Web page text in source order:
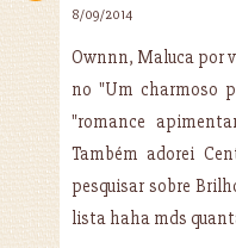
8/09/2014
Ownnn, Maluca por
no "Um charmoso
"romance
Também adorei
pesquisar sobre
lista haha mds